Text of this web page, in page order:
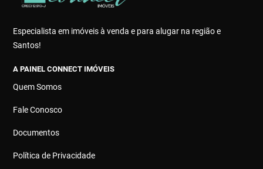
Especialista em imóveis à venda e para alugar na região e
Santos!
A PAINEL CONNECT IMÓVEIS
Quem Somos
Fale Conosco
Documentos
Política de Privacidade